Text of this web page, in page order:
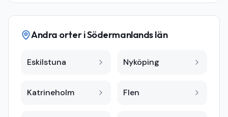
Andra orter iSödermanlands län
Eskilstuna Nyköping
Katrineholm Flen